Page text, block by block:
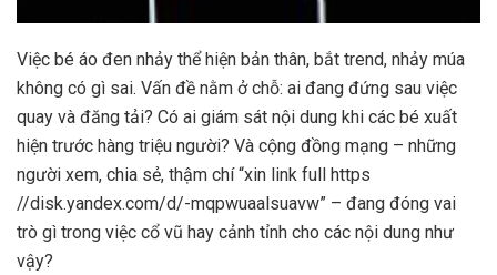
Việc bé áo đen nhảy thể hiện bản thân, bắt trend, nhảy múa
không có gì sai. Vấn đề nằm ở chỗ: ai đang đứng sau việc
quay và đăng tải? Có ai giám sát nội dung khi các bé xuất
hiện trước hàng triệu người? Và cộng đồng mạng – những
người xem, chia sẻ, thậm chí “xin link full https
//disk.yandex.com/d/-mqpwuaalsuavw” – đang đóng vai
trò gì trong việc cổ vũ hay cảnh tỉnh cho các nội dung như
vậy?